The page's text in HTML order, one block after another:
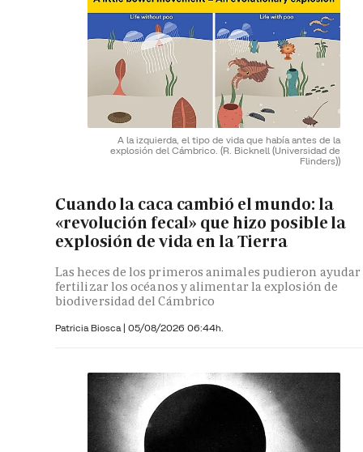
A la izquierda, el tipo de vida que había antes de la
explosión del Cámbrico. (R. Bicknell (Universidad de
Flinders))
Cuando la caca cambió el mundo: la
«revolución fecal» que hizo posible la
explosión de vida en la Tierra
Las heces de los primeros animales pudieron ayudar
fertilizar los océanos y alimentar la explosión de
biodiversidad del Cámbrico
Patricia Biosca | 05/08/2026 06:44h.